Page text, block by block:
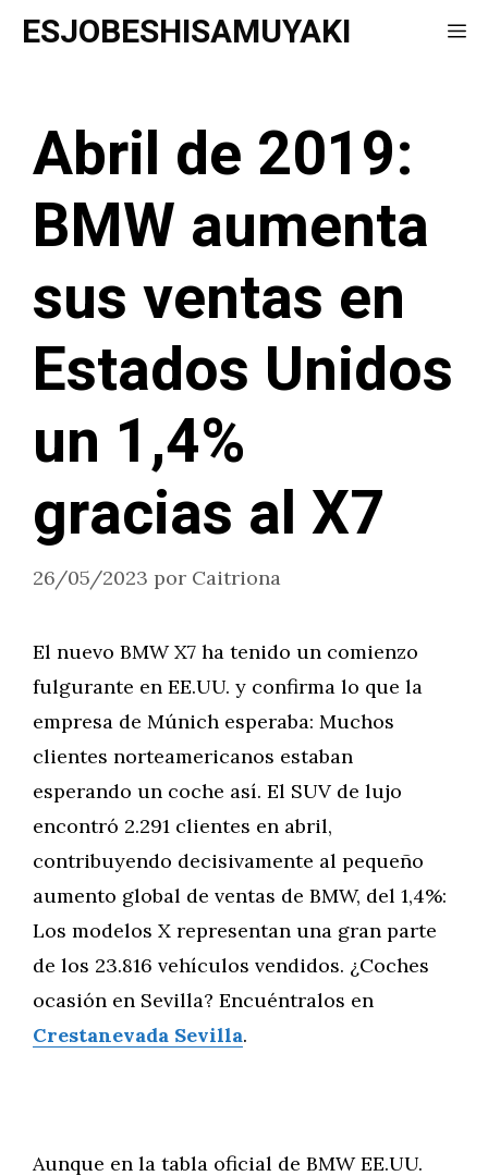
Saltar
ESJOBESHISAMUYAKI
Abril de 2019:
BMW aumenta
sus ventas en
Estados Unidos
un 1,4%
gracias al X7
26/05/2023 por Caitriona
El nuevo BMW X7 ha tenido un comienzo
fulgurante en EE.UU. y confirma lo que la
empresa de Múnich esperaba: Muchos
clientes norteamericanos estaban
esperando un coche así. El SUV de lujo
encontró 2.291 clientes en abril,
contribuyendo decisivamente al pequeño
aumento global de ventas de BMW, del 1,4%:
Los modelos X representan una gran parte
de los 23.816 vehículos vendidos. ¿Coches
ocasión en Sevilla? Encuéntralos en
Crestanevada Sevilla.
Aunque en la tabla oficial de BMW EE.UU.